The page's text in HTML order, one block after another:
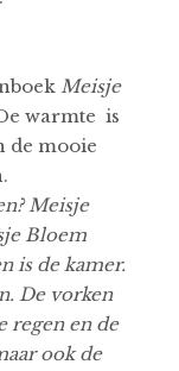
Meisje
warmte is
de mooie
Meisje
Bloem
is de kamer.
De vorken
regen en de
ook de